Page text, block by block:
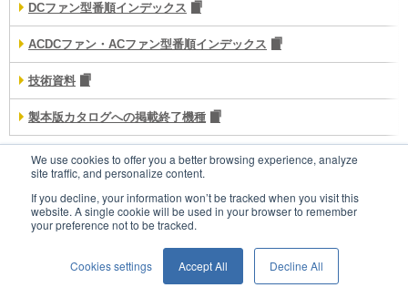
We use cookies to offer you a better browsing experience, analyze
site traffic, and personalize content.
If you decline, your information won’t be tracked when you visit this
website. A single cookie will be used in your browser to remember
your preference not to be tracked.
Cookies settings Accept All Decline All
DCファン型番順インデックス
ACDCファン・ACファン型番順インデックス
技術資料
製本版カタログへの掲載終了機種
ウェブサイトポリシー
© SANYO DENKI CO., LTD.